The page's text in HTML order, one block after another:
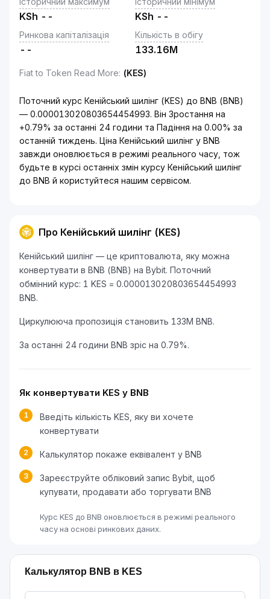
KSh -- KSh --
Ринкова капіталізація
--
Кількість в обігу
133.16M
Fiat to Token Read More: (KES)
Поточний курс Кенійський шилінг (KES) до BNB (BNB)
— 0.000013020803654454993. Він Зростання на
+0.79% за останні 24 години та Падіння на 0.00% за
останній тиждень. Ціна Кенійський шилінг у BNB
завжди оновлюється в режимі реального часу, тож
будьте в курсі останніх змін курсу Кенійський шилінг
до BNB й користуйтеся нашим сервісом.
Про Кенійський шилінг (KES)
Кенійський шилінг — це криптовалюта, яку можна
конвертувати в BNB (BNB) на Bybit. Поточний
обмінний курс: 1 KES = 0.000013020803654454993
BNB.
Циркулююча пропозиція становить 133M BNB.
За останні 24 години BNB зріс на 0.79%.
Як конвертувати KES у BNB
1
Введіть кількість KES, яку ви хочете
конвертувати
2 Калькулятор покаже еквівалент у BNB
3
Зареєструйте обліковий запис Bybit, щоб
купувати, продавати або торгувати BNB
Курс KES до BNB оновлюється в режимі реального
часу на основі ринкових даних.
Калькулятор BNB в KES